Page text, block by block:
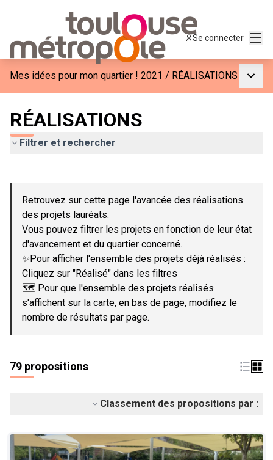
Se connecter
Mes idées pour mon quartier ! 2021 / RÉALISATIONS
RÉALISATIONS
Filtrer et rechercher
−
Retrouvez sur cette page l'avancée des réalisations
des projets lauréats.
Vous pouvez filtrer les projets en fonction de leur état
d'avancement et du quartier concerné.
✨Pour afficher l'ensemble des projets déjà réalisés :
Cliquez sur "Réalisé" dans les filtres
🗺️ Pour que l'ensemble des projets réalisés
s'affichent sur la carte, en bas de page, modifiez le
nombre de résultats par page.
79 propositions
Classement des propositions par :